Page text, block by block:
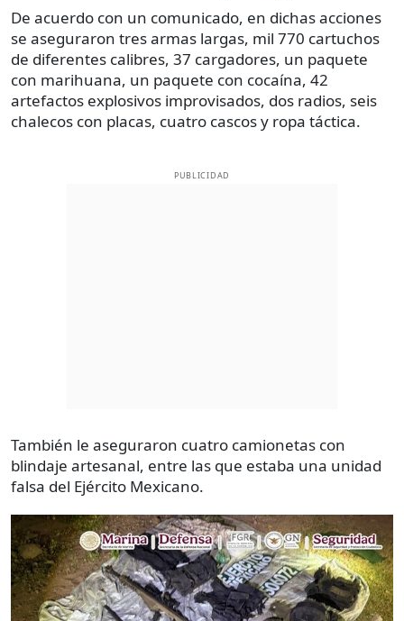
De acuerdo con un comunicado, en dichas acciones
se aseguraron tres armas largas, mil 770 cartuchos
de diferentes calibres, 37 cargadores, un paquete
con marihuana, un paquete con cocaína, 42
artefactos explosivos improvisados, dos radios, seis
chalecos con placas, cuatro cascos y ropa táctica.
PUBLICIDAD
También le aseguraron cuatro camionetas con
blindaje artesanal, entre las que estaba una unidad
falsa del Ejército Mexicano.